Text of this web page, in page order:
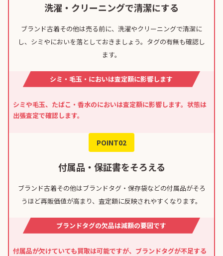
洗濯・クリーニングで清潔にする
ブランド古着その他は売る前に、洗濯やクリーニングで清潔に
し、シミやにおいを落としておきましょう。タグの有無も確認し
ます。
シミ・毛玉・においは査定額に影響します
シミや毛玉、たばこ・香水のにおいは査定額に影響します。状態は
出張査定で確認します。
POINT02
付属品・保証書をそろえる
ブランド古着その他はブランドタグ・保存袋などの付属品がそろ
うほど再販価値が高まり、査定額に反映されやすくなります。
ブランドタグの欠品は減額の要因です
付属品が欠けていても買取は可能ですが、ブランドタグが不足する